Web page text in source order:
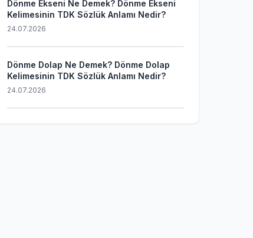
Dönme Ekseni Ne Demek? Dönme Ekseni
Kelimesinin TDK Sözlük Anlamı Nedir?
24.07.2026
Dönme Dolap Ne Demek? Dönme Dolap
Kelimesinin TDK Sözlük Anlamı Nedir?
24.07.2026